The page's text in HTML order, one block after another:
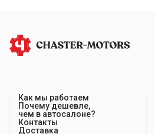
Как мы работаем
Почему дешевле,
чем в автосалоне?
Контакты
Доставка